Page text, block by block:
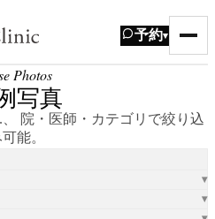
予約▾
Photos
写真
、 院・医師・カテゴリで絞り込
能。